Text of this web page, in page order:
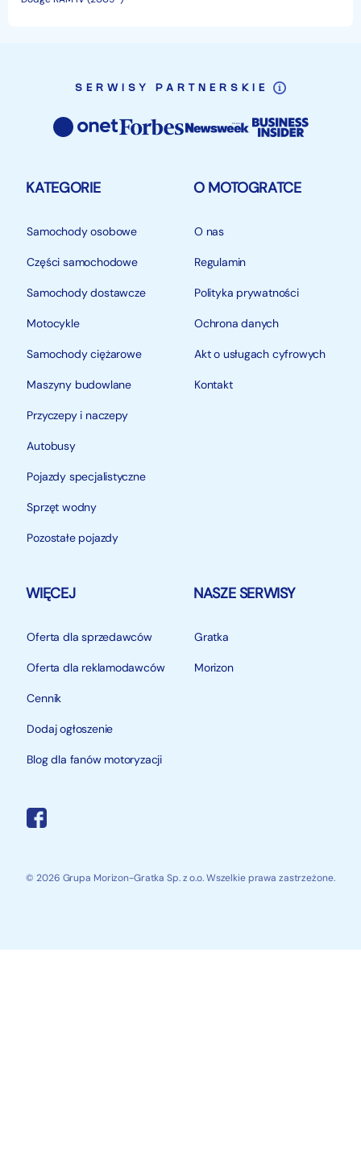
SERWISY PARTNERSKIE
KATEGORIE
Samochody osobowe
Części samochodowe
Samochody dostawcze
Motocykle
Samochody ciężarowe
Maszyny budowlane
Przyczepy i naczepy
Autobusy
Pojazdy specjalistyczne
Sprzęt wodny
Pozostałe pojazdy
O MOTOGRATCE
O nas
Regulamin
Polityka prywatności
Ochrona danych
Akt o usługach cyfrowych
Kontakt
WIĘCEJ
Oferta dla sprzedawców
Oferta dla reklamodawców
Cennik
Dodaj ogłoszenie
Blog dla fanów motoryzacji
NASZE SERWISY
Gratka
Morizon
© 2026 Grupa Morizon-Gratka Sp. z o.o. Wszelkie prawa zastrzeżone.